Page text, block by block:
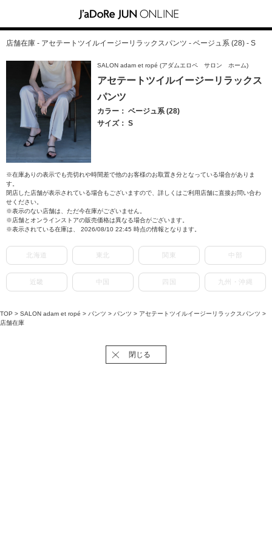
店舗在庫 - アセテートツイルイージーリラックスパンツ - ベージュ系 (28) - S
SALON adam et ropé (アダムエロペ サロン ホーム)
アセテートツイルイージーリラックス
パンツ
カラー： ベージュ系 (28)
サイズ： S
※在庫ありの表示でも売切れや時間差で他のお客様のお取置き分となっている場合がありま
す。
閉店した店舗が表示されている場合もございますので、詳しくはご利用店舗に直接お問い合わ
せください。
※表示のない店舗は、ただ今在庫がございません。
※店舗とオンラインストアの販売価格は異なる場合がございます。
※表示されている在庫は、 2026/08/10 22:45 時点の情報となります。
北海道 東北 関東 中部
近畿 中国 四国 九州・沖縄
TOP > SALON adam et ropé > パンツ > パンツ > アセテートツイルイージーリラックスパンツ >
店舗在庫
閉じる